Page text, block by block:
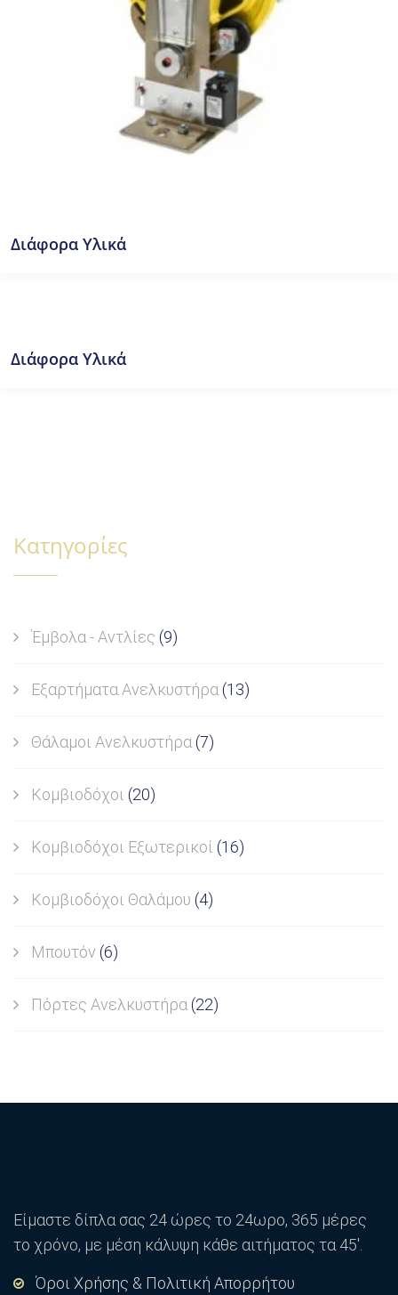
Διάφορα Υλικά
Διάφορα Υλικά
Κατηγορίες
Έμβολα - Αντλίες (9)
Εξαρτήματα Ανελκυστήρα(13)
Θάλαμοι Ανελκυστήρα(7)
Κομβιοδόχοι (20)
Κομβιοδόχοι Εξωτερικοί (16)
Κομβιοδόχοι Θαλάμου (4)
Μπουτόν (6)
Πόρτες Ανελκυστήρα(22)
Είμαστε δίπλα σας 24 ώρες το 24ωρο, 365 μέρες
το χρόνο, με μέση κάλυψη κάθε αιτήματος τα 45′.
Όροι Χρήσης & Πολιτική Απορρήτου